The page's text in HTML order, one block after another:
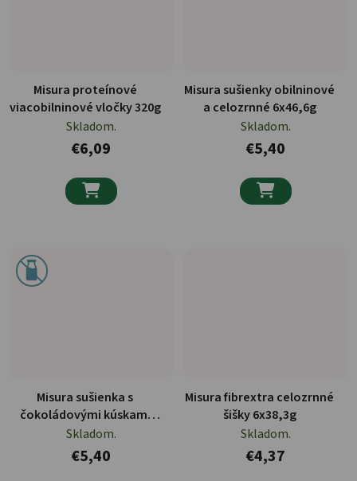
Misura proteínové
viacobilninové vločky 320g
Skladom.
€6,09

Misura sušienky obilninové
a celozrnné 6x46,6g
Skladom.
€5,40

Misura sušienka s
čokoládovými kúskami
6x46,6g
Skladom.
€5,40
Misura fibrextra celozrnné
šišky 6x38,3g
Skladom.
€4,37